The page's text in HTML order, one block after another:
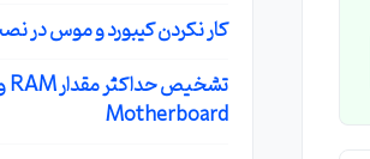
کار نکردن کیبورد و موس در
Motherboard